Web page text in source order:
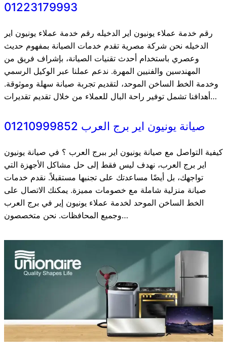
01223179993
رقم خدمة عملاء يونيون اير الدخيله رقم خدمة عملاء يونيون اير
الدخيله نحن شركة مصرية تقدم خدمات الصيانة بمفهوم حديث
وعصري باستخدام أحدث تقنيات الصيانة، بإشراف فريق من
المهندسين والفنيين المهرة. ندعم عملنا عبر الوكيل الرسمي
وخدمة الخط الساخن الموحد، لتقديم تجربة صيانة سهلة وموثوقة.
أهدافنا تشمل توفير راحة البال للعملاء من خلال تقديم تقديرات…
صيانة يونيون اير برج العرب 01210999852
كيفية التواصل مع صيانة يونيون اير ببرج العرب ؟ في صيانة يونيون
اير برج العرب، نهدف ليس فقط إلى حل مشاكل الأجهزة التي
تواجهك، بل أيضًا مساعدتك على تجنبها مستقبلاً. نقدم خدمات
صيانة منزلية شاملة مع خصومات مميزة. يمكنك الاتصال على
الخط الساخن الموحد لخدمة عملاء يونيون إير في برج العرب
وجميع المحافظات. نحن متخصصون…